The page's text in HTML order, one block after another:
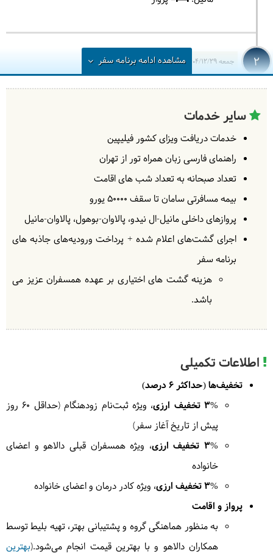
2 جمعه March 20, 2026 | 1404/12/29
بسوی مانیل پرواز می‌کنیم. با رسیدن به مانیل، به سوی
هتل ترانسفر خواهیم شد و همسفران زمان آزاد برای
استراحت در اختیار خواهند داشت.
شنبه March 21, 2026 | 1405/01/01
امروز راهی گشت و گذار در شهر مانیل خواهیم شد. در
این گشت از بافت تاریخی اینترامورُس، موزه و کلیسای
سنت آگوستین (بنای ثبت جهانی) و قلعه سانتیاگو بازدید
خواهیم کرد. بعد از گشت‌ها وقت آزاد برای خرید از
یکشنبه March 22, 2026 | 1405/01/02
به سوی فرودگاه مانیل رفته با پرواز داخلی به سوی جزیره
النیدو پرواز می کنیم. پس از رسیدن به جزیره ال نیدو به
سوی هتل ترانسفر شده و وقت آزاد برای استراحت
خواهیم داشت.
= هتل النیدو
مشاهدهادامهبرنامه سفر
سایر خدمات
خدمات دریافت ویزای کشور فیلیپین
راهنمای فارسی زبان همراه تور از تهران
تعداد صبحانه به تعداد شب های اقامت
بیمه مسافرتی سامان تا سقف 50000 یورو
پروازهای داخلیمانیل-ال نیدو، پالاوان-بوهول، پالاوان-مانیل
اجرای گشت‌های اعلام شده + پرداخت ورودیه‌های جاذبه های
برنامه سفر
هزینه گشت های اختیاری بر عهده همسفران عزیز می
باشد.
اطلاعات تکمیلی
تخفیف‌ها (حداکثر 6 درصد)
3% تخفیف ارزی
، ویژه ثبت‌نام زودهنگام (حداقل ۶۰ روز
پیش از تاریخ آغاز سفر)
3% تخفیف ارزی
، ویژه همسفران قبلی دالاهو و اعضای
خانواده
3% تخفیف ارزی
، ویژه کادر درمان و اعضای خانواده
پرواز و اقامت
به منظور هماهنگی گروه و پشتیبانی بهتر، تهیه بلیط توسط
همکاران دالاهو و با بهترین قیمت انجام می‌شود.(بهترین